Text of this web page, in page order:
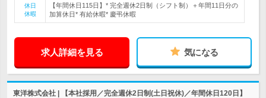
休日
休暇
【年間休日115日】* 完全週休2日制（シフト制）＋年間11日分の
加算休日* 有給休暇* 慶弔休暇
求人詳細を見る 気になる
東洋株式会社 | 【本社採用／完全週休2日制(土日祝休)／年間休日120日】